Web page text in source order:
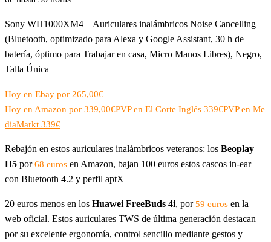
Sony WH1000XM4 – Auriculares inalámbricos Noise Cancelling
(Bluetooth, optimizado para Alexa y Google Assistant, 30 h de
batería, óptimo para Trabajar en casa, Micro Manos Libres), Negro,
Talla Única
Hoy en Ebay por 265,00€
Hoy en Amazon por 339,00€PVP en El Corte Inglés 339€PVP en Me
diaMarkt 339€
Rebajón en estos auriculares inalámbricos veteranos: los Beoplay
H5 por68 euros en Amazon, bajan 100 euros estos cascos in-ear
con Bluetooth 4.2 y perfil aptX
20 euros menos en los Huawei FreeBuds 4i, por59 euros en la
web oficial. Estos auriculares TWS de última generación destacan
por su excelente ergonomía, control sencillo mediante gestos y